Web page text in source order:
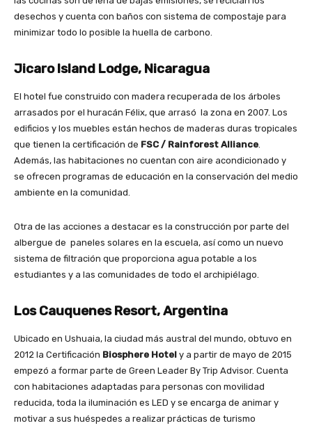
desechos y cuenta con baños con sistema de compostaje para
minimizar todo lo posible la huella de carbono.
Jicaro Island Lodge, Nicaragua
El hotel fue construido con madera recuperada de los árboles
arrasados por el huracán Félix, que arrasó la zona en 2007. Los
edificios y los muebles están hechos de maderas duras tropicales
que tienen la certificación de FSC / Rainforest Alliance
Además, las habitaciones no cuentan con aire acondicionado y
se ofrecen programas de educación en la conservación del medio
ambiente en la comunidad.
Otra de las acciones a destacar es la construcción por parte del
albergue de paneles solares en la escuela, así como un nuevo
sistema de filtración que proporciona agua potable a los
estudiantes y a las comunidades de todo el archipiélago.
Los Cauquenes Resort, Argentina
Ubicado en Ushuaia, la ciudad más austral del mundo, obtuvo en
2012 la Certificación Biosphere Hotel y a partir de mayo de 2015
empezó a formar parte de Green Leader By Trip Advisor. Cuenta
con habitaciones adaptadas para personas con movilidad
reducida, toda la iluminación es LED y se encarga de animar y
motivar a sus huéspedes a realizar prácticas de turismo